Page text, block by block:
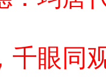
千眼同